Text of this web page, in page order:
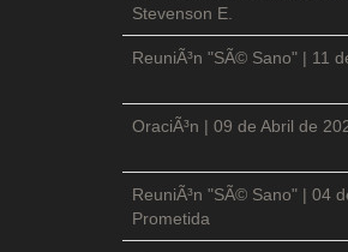
Stevenson E.
ReuniÃ³n "SÃ© Sano" | 11
OraciÃ³n | 09 de Abril de
ReuniÃ³n "SÃ© Sano" | 04
Prometida